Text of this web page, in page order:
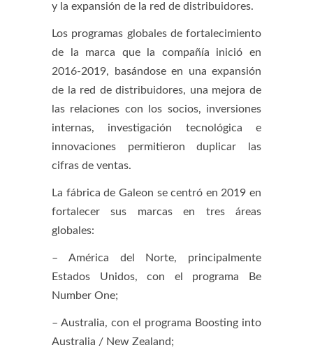
y la expansión de la red de distribuidores.
Los programas globales de fortalecimiento
de la marca que la compañía inició en
2016-2019, basándose en una expansión
de la red de distribuidores, una mejora de
las relaciones con los socios, inversiones
internas, investigación tecnológica e
innovaciones permitieron duplicar las
cifras de ventas.
La fábrica de Galeon se centró en 2019 en
fortalecer sus marcas en tres áreas
globales:
– América del Norte, principalmente
Estados Unidos, con el programa Be
Number One;
– Australia, con el programa Boosting into
Australia / New Zealand;